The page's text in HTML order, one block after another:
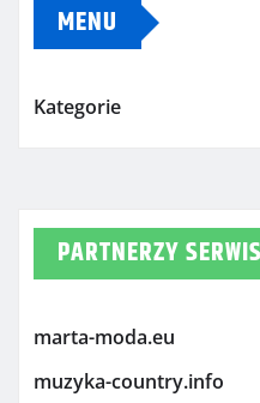
MENU
Kategorie
PARTNERZY
marta-moda.eu
muzyka-country.info